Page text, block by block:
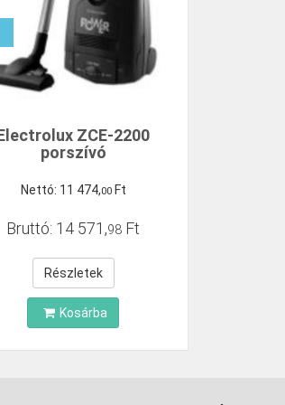
ZCE-2200
porszívó
Nettó: 11 474,00 Ft
Bruttó: 14 571 ,98 Ft
Részletek
Kosárba